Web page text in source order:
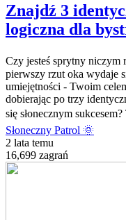
Znajdź 3
logiczna dla
Czy jesteś sprytny niczym
pierwszy rzut oka wydaje
umiejętności - Twoim
dobierając po trzy
się słonecznym
Słoneczny Patrol 🌞
2 lata temu
16,699 zagrań